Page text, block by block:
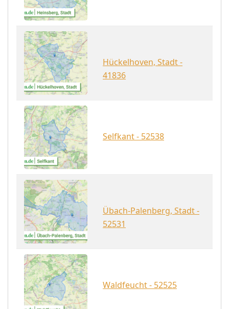
Hückelhoven, Stadt -
41836
Selfkant - 52538
Übach-Palenberg, Stadt -
52531
Waldfeucht - 52525